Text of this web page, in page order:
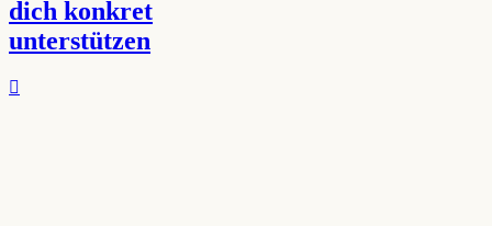
dich konkret
unterstützen